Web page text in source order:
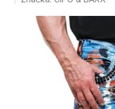
hvězdiček.